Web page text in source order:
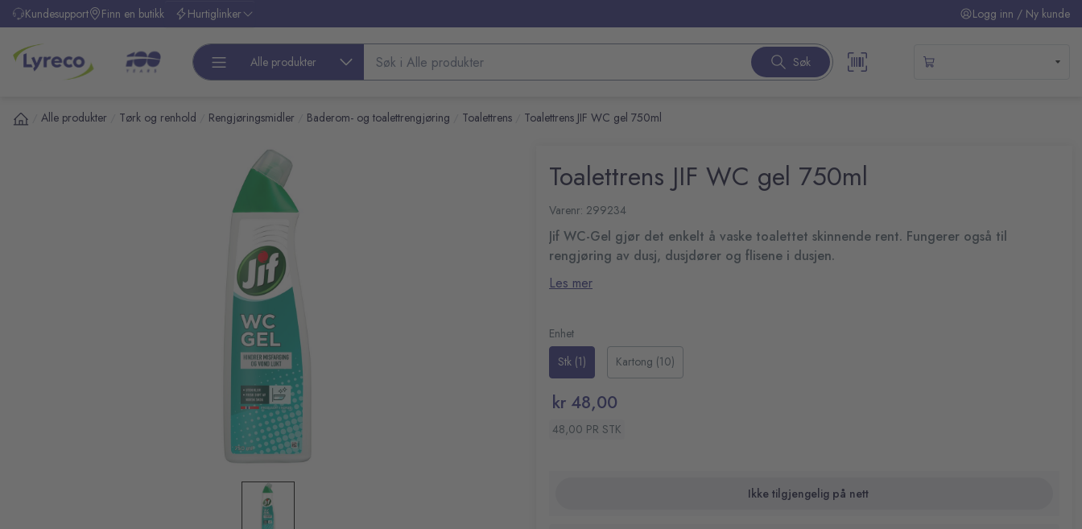
hovedinnhold
Kundesupport Finn en butikk Hurtiglinker Logg inn / Ny kunde
Alle produkter Søk etter produkter Søk
Alle produkter Tørk og renhold Rengjøringsmidler Baderom- og toalettrengjøring Toalettrens Toalettrens JIF WC gel 750ml
Toalettrens JIF WC gel 750ml
Varenr: 299234
Jif WC-Gel gjør det enkelt å vaske toalettet skinnende rent. Fungerer også til
rengjøring av dusj, dusjdører og flisene i dusjen.
WC-gelen har en effektiv og tyktflytende formulering, som sikrer lengre kontakttid med
overflaten for å enkelt fjerne smuss, skitt og kalk.
H319 Gir alvorlig øyeirritasjon
Les mer
Enhet
Stk (1)
Kartong (10)
kr 48,00
48,00 PR STK
Ikke tilgjengelig på nett